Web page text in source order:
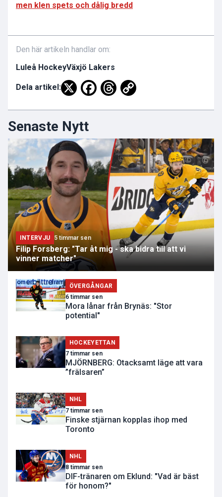
men klen spets och dålig bredd
Den här artikeln handlar om:
Luleå HockeyVäxjö Lakers
Dela artikel:
Senaste Nytt
INTERVJU 5 timmar sen
Filip Forsberg: "Tar åt mig - ska bidra till att vi
vinner matcher"
ÖVERGÅNGAR
6 timmar sen
Mora lånar från Brynäs: "Stor
potential"
HOCKEYETTAN
7 timmar sen
MJÖRNBERG: Otacksamt läge att vara
”frälsaren”
NHL
7 timmar sen
Finske stjärnan kopplas ihop med
Toronto
NHL
8 timmar sen
DIF-tränaren om Eklund: "Vad är bäst
för honom?"